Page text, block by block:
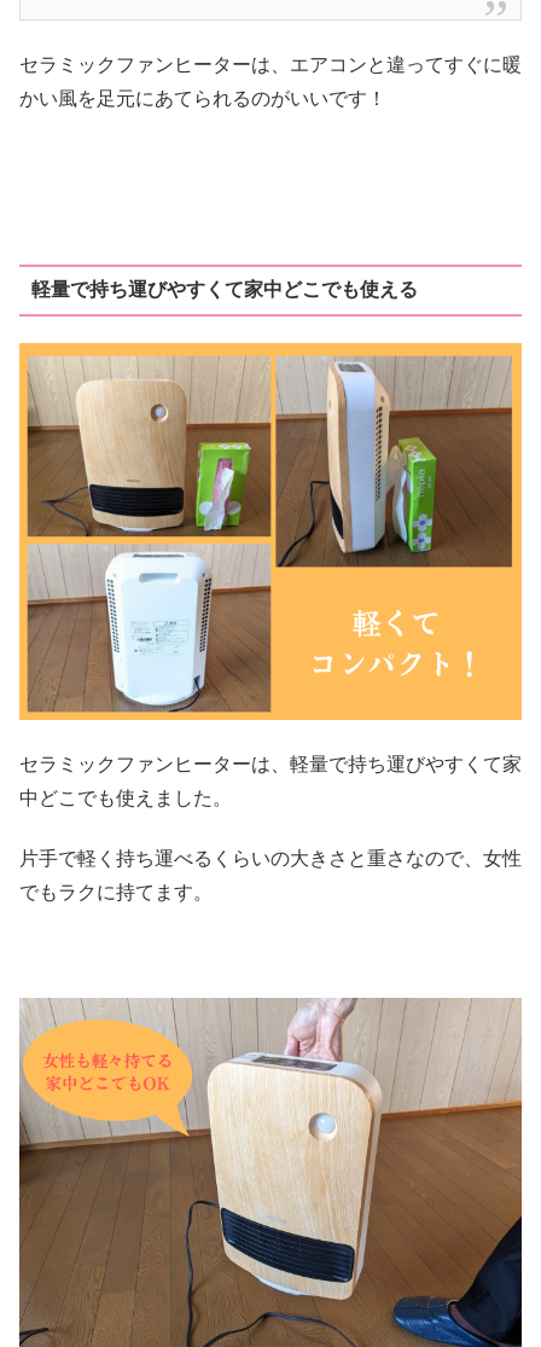
セラミックファンヒーターは、エアコンと違ってすぐに暖
かい風を足元にあてられるのがいいです！
軽量で持ち運びやすくて家中どこでも使える
セラミックファンヒーターは、軽量で持ち運びやすくて家
中どこでも使えました。
片手で軽く持ち運べるくらいの大きさと重さなので、女性
でもラクに持てます。